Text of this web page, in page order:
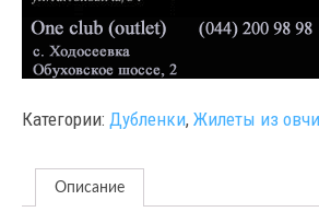
Категории: Дубленки, Жилеты из
Описание